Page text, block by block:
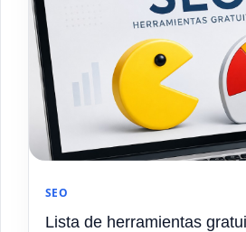
SEO
Lista de herramientas